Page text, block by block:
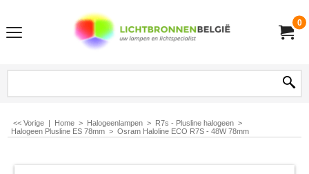
0
<< Vorige | Home > Halogeenlampen > R7s - Plusline halogeen >
Halogeen Plusline ES 78mm > Osram Haloline ECO R7S - 48W 78mm